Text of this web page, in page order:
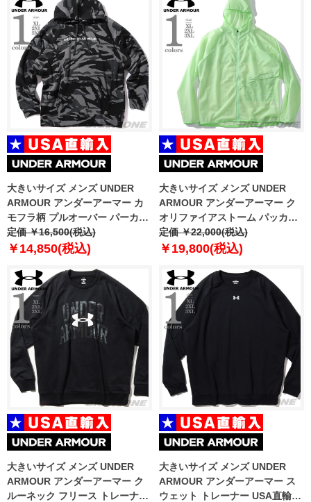
大きいサイズ メンズ UNDER
ARMOUR アンダーアーマー カ
モフラ柄 プルオーバー パーカー
USA直輸入 6003957-001
定価 ￥16,500(税込)
￥14,850(税込)
大きいサイズ メンズ UNDER
ARMOUR アンダーアーマー ク
オリファイアストーム パッカブ
ル ジャケット USA直輸入
1326597
定価 ￥22,000(税込)
￥19,800(税込)
大きいサイズ メンズ UNDER
ARMOUR アンダーアーマー ク
ルーネック フリース トレーナー
大きいサイズ メンズ UNDER
ARMOUR アンダーアーマー ス
ウェット トレーナー USA直輸入